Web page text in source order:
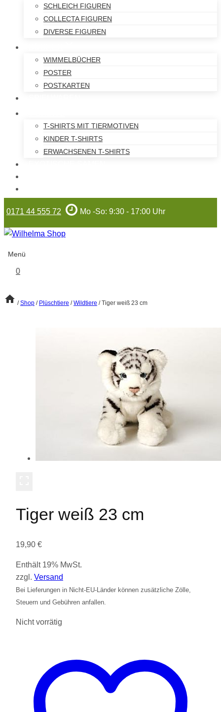
SCHLEICH FIGUREN
COLLECTA FIGUREN
DIVERSE FIGUREN
WIMMELBÜCHER
POSTER
POSTKARTEN
T-SHIRTS MIT TIERMOTIVEN
KINDER T-SHIRTS
ERWACHSENEN T-SHIRTS
0171 44 555 72 Mo -So: 9:30 - 17:00 Uhr
Menü
0
/ Shop / Plüschtiere / Wildtiere / Tiger weiß 23 cm
Tiger weiß 23 cm
19,90 €
Enthält 19% MwSt.
zzgl. Versand
Bei Lieferungen in Nicht-EU-Länder können zusätzliche Zölle,
Steuern und Gebühren anfallen.
Nicht vorrätig